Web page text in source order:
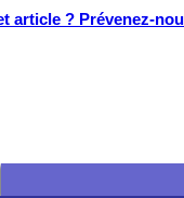
article ? Prévenez-